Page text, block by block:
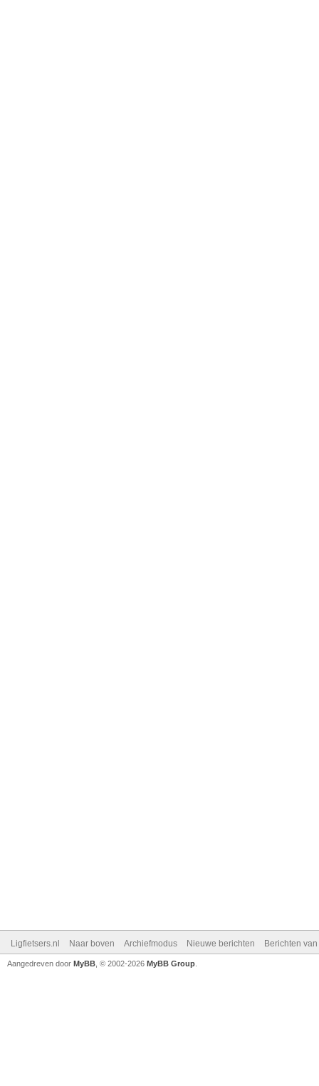
Ligfietsers.nl Naar boven Archiefmodus Nieuwe berichten Berichten
Aangedreven door MyBB , © 2002-2026 MyBB Group